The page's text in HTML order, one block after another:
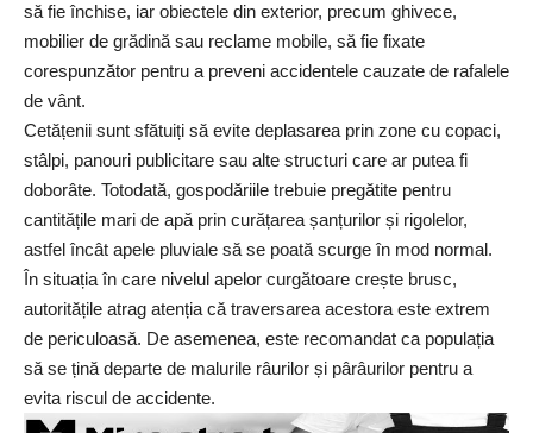
să fie închise, iar obiectele din exterior, precum ghivece,
mobilier de grădină sau reclame mobile, să fie fixate
corespunzător pentru a preveni accidentele cauzate de rafalele
de vânt.
Cetățenii sunt sfătuiți să evite deplasarea prin zone cu copaci,
stâlpi, panouri publicitare sau alte structuri care ar putea fi
doborâte. Totodată, gospodăriile trebuie pregătite pentru
cantitățile mari de apă prin curățarea șanțurilor și rigolelor,
astfel încât apele pluviale să se poată scurge în mod normal.
În situația în care nivelul apelor curgătoare crește brusc,
autoritățile atrag atenția că traversarea acestora este extrem
de periculoasă. De asemenea, este recomandat ca populația
să se țină departe de malurile râurilor și pârâurilor pentru a
evita riscul de accidente.